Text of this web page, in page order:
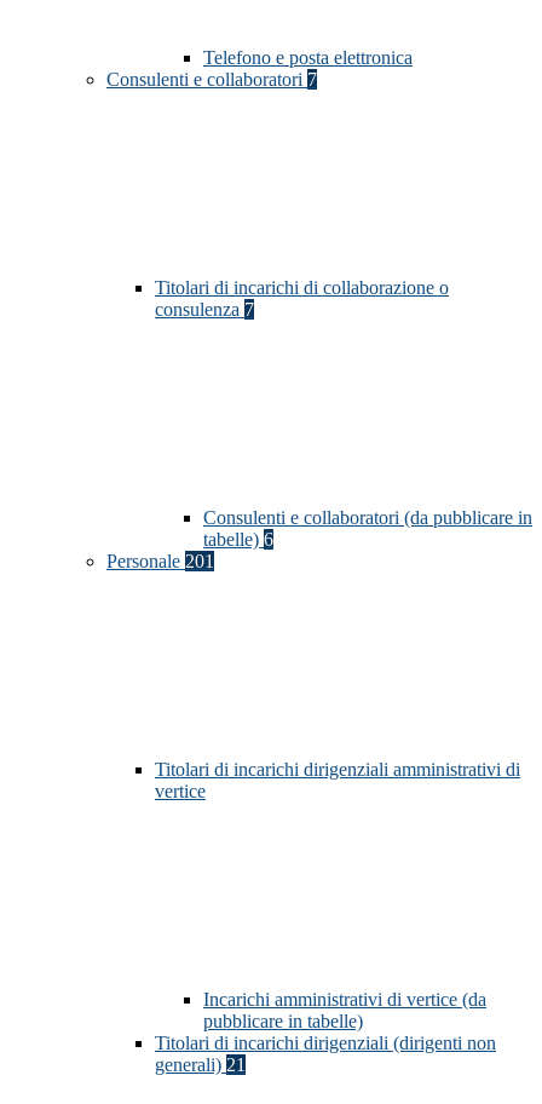
Telefono e posta elettronica
Consulenti e collaboratori 7
Titolari di incarichi di collaborazione o
consulenza 7
Consulenti e collaboratori (da pubblicare in
tabelle) 6
Personale 201
Titolari di incarichi dirigenziali amministrativi di
vertice
Incarichi amministrativi di vertice (da
pubblicare in tabelle)
Titolari di incarichi dirigenziali (dirigenti non
generali) 21